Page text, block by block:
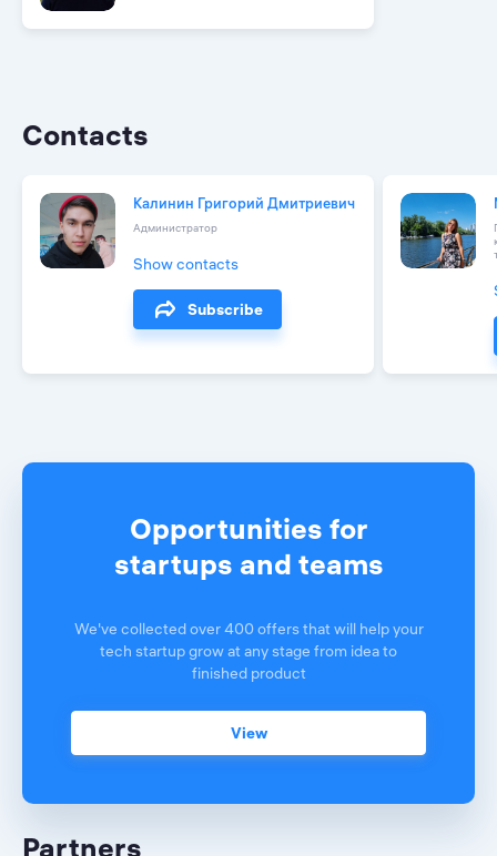
Contacts
Калинин Григорий Дмитриевич
Администратор
Show contacts
Subscribe
Opportunities for
startups and teams
We've collected over 400 offers that will help your
tech startup grow at any stage from idea to
finished product
View
Partners